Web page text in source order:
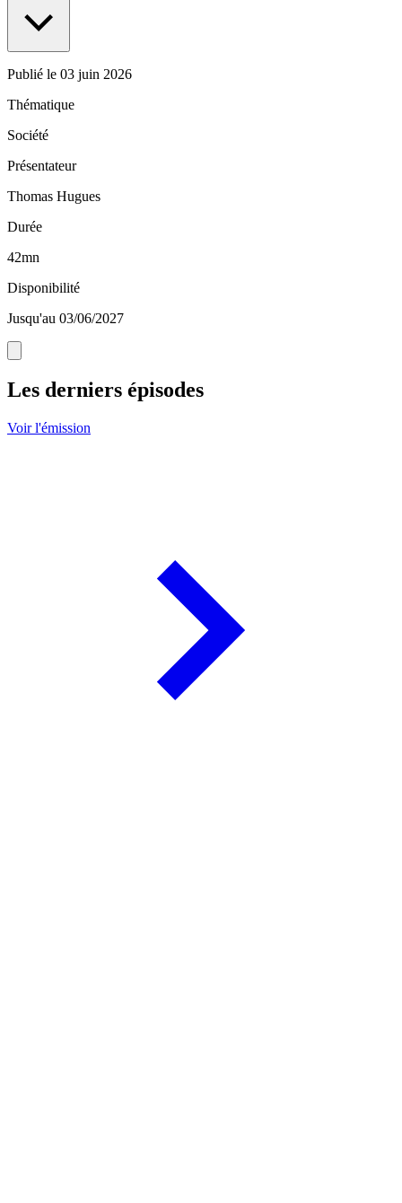
Publié le 03 juin 2026
Thématique
Société
Présentateur
Thomas Hugues
Durée
42mn
Disponibilité
Jusqu'au 03/06/2027
Les derniers épisodes
Voir l'émission